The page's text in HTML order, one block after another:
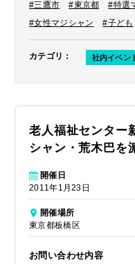
#三鷹市
#東京都 #特選
#女性マジシャン
#子ども
カテゴリ ： 社内イベン
老人福祉センター
シャン・荒木巴を
開催日
2011年1月23日
開催場所
東京都板橋区
お問い合わせ内容